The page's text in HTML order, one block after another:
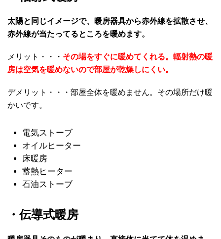
太陽と同じイメージで、暖房器具から赤外線を拡散させ、
赤外線が当たってるところを暖めます。
メリット・・・ その場をすぐに暖めてくれる。輻射熱の暖
房は空気を暖めないので部屋が乾燥しにくい。
デメリット・・・部屋全体を暖めません。その場所だけ暖
かいです。
電気ストーブ
オイルヒーター
床暖房
蓄熱ヒーター
石油ストーブ
・伝導式暖房